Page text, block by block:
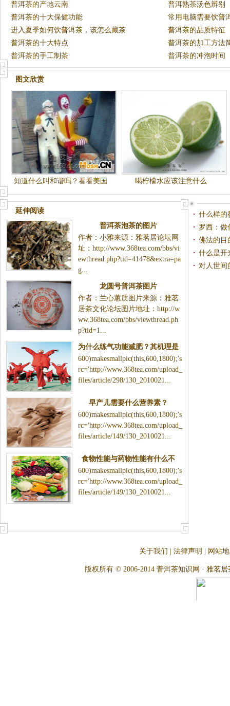
普洱茶的产地云南
普洱熟茶汤色辨别
普洱茶的十大保健功能
常用电脑需要饮普
进入夏季如何饮普洱茶，该怎么藏茶
普洱茶的品质特征
普洱茶的十大特点
普洱茶的加工方法
普洱茶的手工制茶
普洱茶的冲泡时间
图文欣赏
知道什么叫和谐吗？看看美国
人怎么做到的
喝柠檬水应该注意什么
延伸阅读
普洱茶泡茶的图片
作者：小雅来源：雅茗居论坛网
址：http://www.368tea.com/bbs/vi
ewthread.php?tid=41478&extra=pa
g...
龙圆号普洱茶图片
作者：兰心蕙质图片来源：雅茗
居茶文化论坛图片地址：http://w
ww.368tea.com/bbs/viewthread.ph
p?tid=1...
为什么练气功能减肥？其机理是
什么？
600)makesmallpic(this,600,1800);'s
rc='http://www.368tea.com/upload_
files/article/298/130_2010021...
早产儿需要什么营养素？
600)makesmallpic(this,600,1800);'s
rc='http://www.368tea.com/upload_
files/article/149/130_2010021...
食物性能与药物性能有什么不
同？
600)makesmallpic(this,600,1800);'s
rc='http://www.368tea.com/upload_
files/article/149/130_2010021...
什么样的
罗西：做
佛法的目
什么是开
对人世间
关于我们 法律声明 网站
版权所有 © 2006-2014 普洱茶知识网 · 雅茗